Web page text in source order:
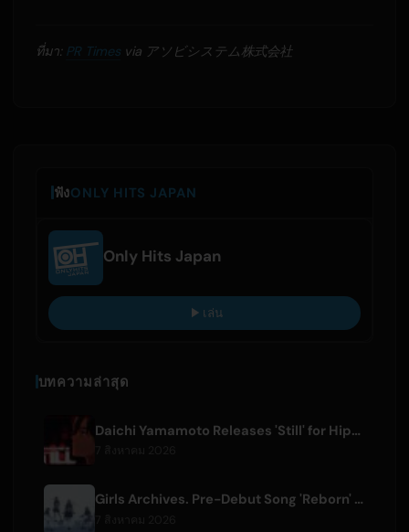
ที่มา: PR Timesvia アソビシステム株式会社
ฟังONLY HITS JAPAN
Only Hits Japan
เล่น
บทความล่าสุด
Daichi Yamamoto Releases 'Still' for Hip-Hop Anime 'Shadow Beat'
Girls Archives. Pre-Debut Song 'Reborn' is Theme for Netflix Film